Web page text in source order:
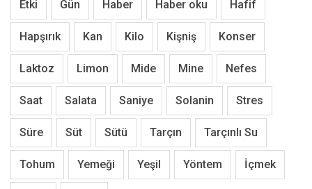
Etki Gün Haber Haber oku Hafif
Hapşırık Kan Kilo Kişniş Konser
Laktoz Limon Mide Mine Nefes
Saat Salata Saniye Solanin Stres
Süre Süt Sütü Tarçın Tarçınlı Su
Tohum Yemeği Yeşil Yöntem İçmek